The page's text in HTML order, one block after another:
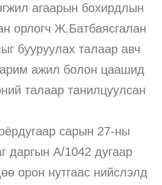
агаарын бохирдлын
орлогч Ж.Батбаясгалан
бууруулах талаар авч
ажил болон цаашид
талаар танилцуулсан
сарын 27-ны
даргын А/1042 дугаар
орон нутгаас нийслэлд